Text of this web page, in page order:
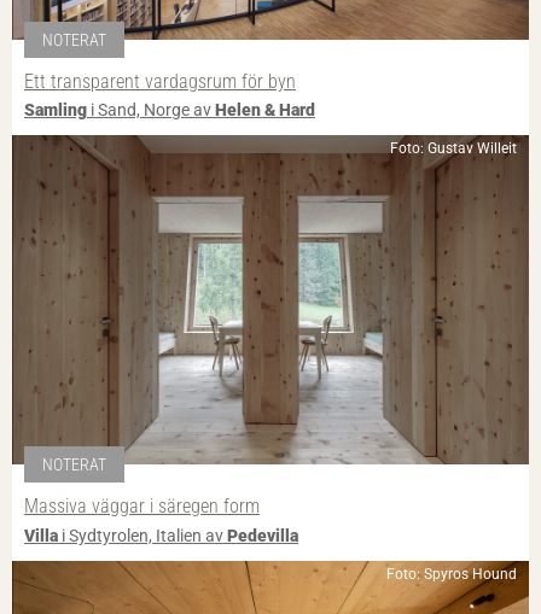
NOTERAT
Ett transparent vardagsrum för byn
Samling i Sand, Norge avHelen & Hard
Foto: Gustav Willeit
NOTERAT
Massiva väggar i säregen form
Villa i Sydtyrolen, Italien avPedevilla
Foto: Spyros Hound